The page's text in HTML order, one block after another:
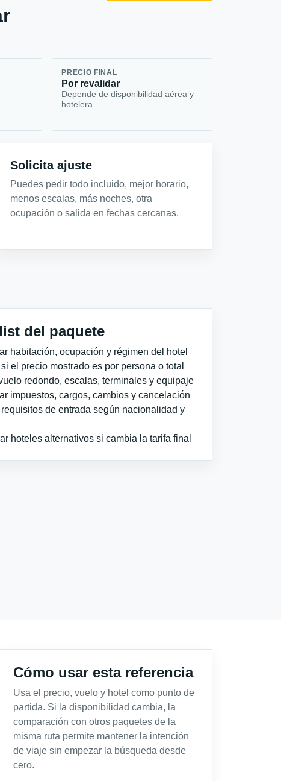
PRECIO FINAL
Por revalidar
Depende de disponibilidad aérea y
hotelera
Solicita ajuste
Puedes pedir todo incluido, mejor horario,
menos escalas, más noches, otra
ocupación o salida en fechas cercanas.
del paquete
habitación, ocupación y régimen del hotel
el precio mostrado es por persona o total
redondo, escalas, terminales y equipaje
impuestos, cargos, cambios y cancelación
de entrada según nacionalidad y
hoteles alternativos si cambia la tarifa final
Cómo usar esta referencia
Usa el precio, vuelo y hotel como punto de
partida. Si la disponibilidad cambia, la
comparación con otros paquetes de la
misma ruta permite mantener la intención
de viaje sin empezar la búsqueda desde
cero.